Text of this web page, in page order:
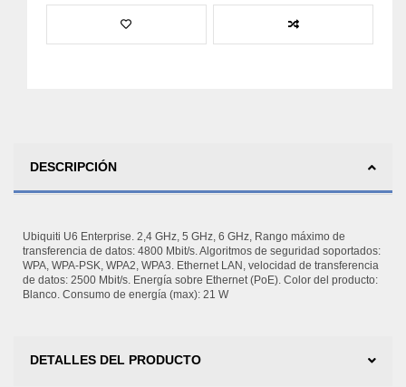
DESCRIPCIÓN
Ubiquiti U6 Enterprise. 2,4 GHz, 5 GHz, 6 GHz, Rango máximo de
transferencia de datos: 4800 Mbit/s. Algoritmos de seguridad soportados:
WPA, WPA-PSK, WPA2, WPA3. Ethernet LAN, velocidad de transferencia
de datos: 2500 Mbit/s. Energía sobre Ethernet (PoE). Color del producto:
Blanco. Consumo de energía (max): 21 W
DETALLES DEL PRODUCTO